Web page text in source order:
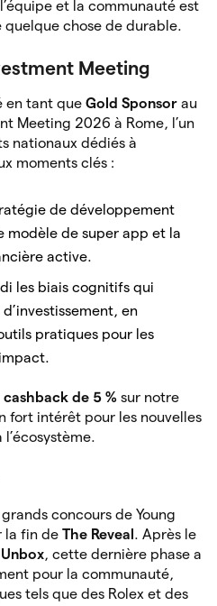
et la communauté est
chose de durable.
Meeting
en tant que Gold Sponsor au
Meeting 2026 à Rome, l’un
nationaux dédiés à
moments clés :
de développement
modèle de super app et la
active.
les biais cognitifs qui
en
pratiques pour les
cashback de 5 % sur notre
fort intérêt pour les nouvelles
concours de Young
la fin de The Reveal . Après le
, cette dernière phase a
pour la communauté,
tels que des Rolex et des